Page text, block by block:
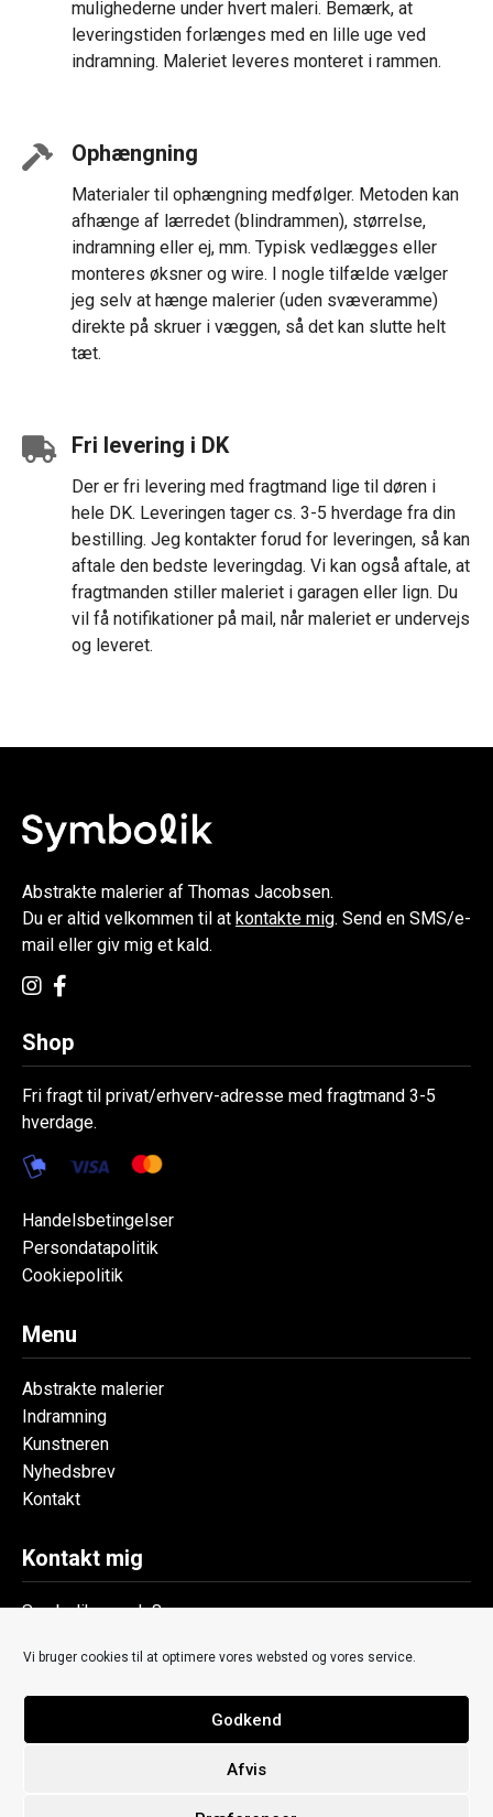
Vi bruger cookies til at optimere vores websted og vores service.
Godkend
Afvis
mulighederne under hvert maleri. Bemærk, at
leveringstiden forlænges med en lille uge ved
indramning. Maleriet leveres monteret i rammen.
Ophængning
Materialer til ophængning medfølger. Metoden kan
afhænge af lærredet (blindrammen), størrelse,
indramning eller ej, mm. Typisk vedlægges eller
monteres øksner og wire. I nogle tilfælde vælger
jeg selv at hænge malerier (uden svæveramme)
direkte på skruer i væggen, så det kan slutte helt
tæt.
Fri levering i DK
Der er fri levering med fragtmand lige til døren i
hele DK. Leveringen tager cs. 3-5 hverdage fra din
bestilling. Jeg kontakter forud for leveringen, så kan
aftale den bedste leveringdag. Vi kan også aftale, at
fragtmanden stiller maleriet i garagen eller lign. Du
vil få notifikationer på mail, når maleriet er undervejs
og leveret.
Abstrakte malerier af Thomas Jacobsen.
Du er altid velkommen til at kontakte mig. Send en SMS/e-
mail eller giv mig et kald.
Shop
Fri fragt til privat/erhverv-adresse med fragtmand 3-5
hverdage.
Handelsbetingelser
Persondatapolitik
Cookiepolitik
Menu
Abstrakte malerier
Indramning
Kunstneren
Nyhedsbrev
Kontakt
Kontakt mig
Symbolik v. code8
thomas@symbolik.dk
Ny Gothersgade 9
Denmark